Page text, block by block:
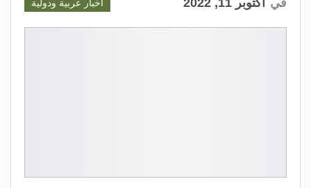
أخبار عربية ودولية في أكتوبر 11, 2022